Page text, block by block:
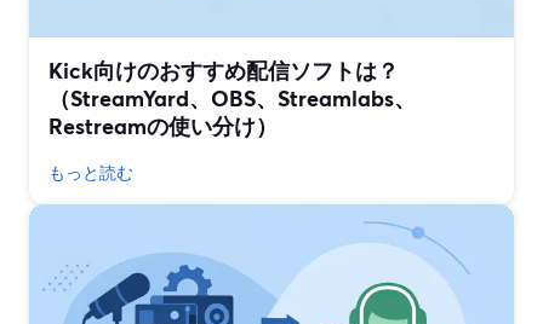
Kick向けのおすすめ配信ソフトは？
（StreamYard、OBS、Streamlabs、
Restreamの使い分け）
もっと読む